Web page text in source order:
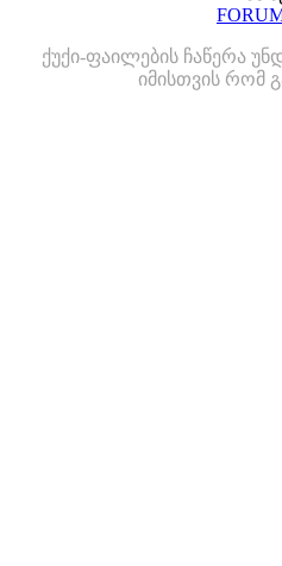
ქუქი-ფაილების ჩაწერა
იმისთვის რომ